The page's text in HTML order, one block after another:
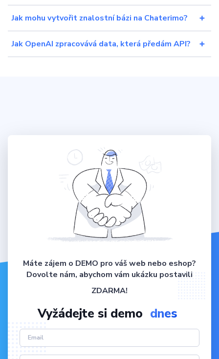
Jak mohu vytvořit znalostní bázi na Chaterimo?
Jak OpenAI zpracovává data, která předám API?
Máte zájem o DEMO pro váš web nebo eshop?
Dovolte nám, abychom vám ukázku postavili
ZDARMA!
Vyžádejte si demo dnes
ChatGPT pro webové stránky
Powered by chaterimo